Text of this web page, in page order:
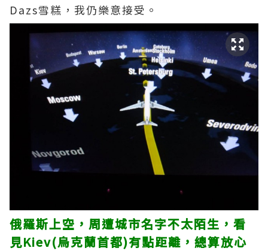
Dazs雪糕，我仍樂意接受。
俄羅斯上空，周遭城市名字不太陌生，看
見Kiev(烏克蘭首都)有點距離，總算放心